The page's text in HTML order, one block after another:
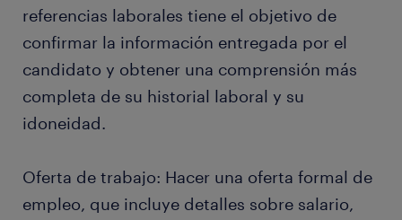
referencias laborales tiene el objetivo de
confirmar la información entregada por el
candidato y obtener una comprensión más
completa de su historial laboral y su
idoneidad.
Oferta de trabajo: Hacer una oferta formal de
empleo, que incluye detalles sobre salario,